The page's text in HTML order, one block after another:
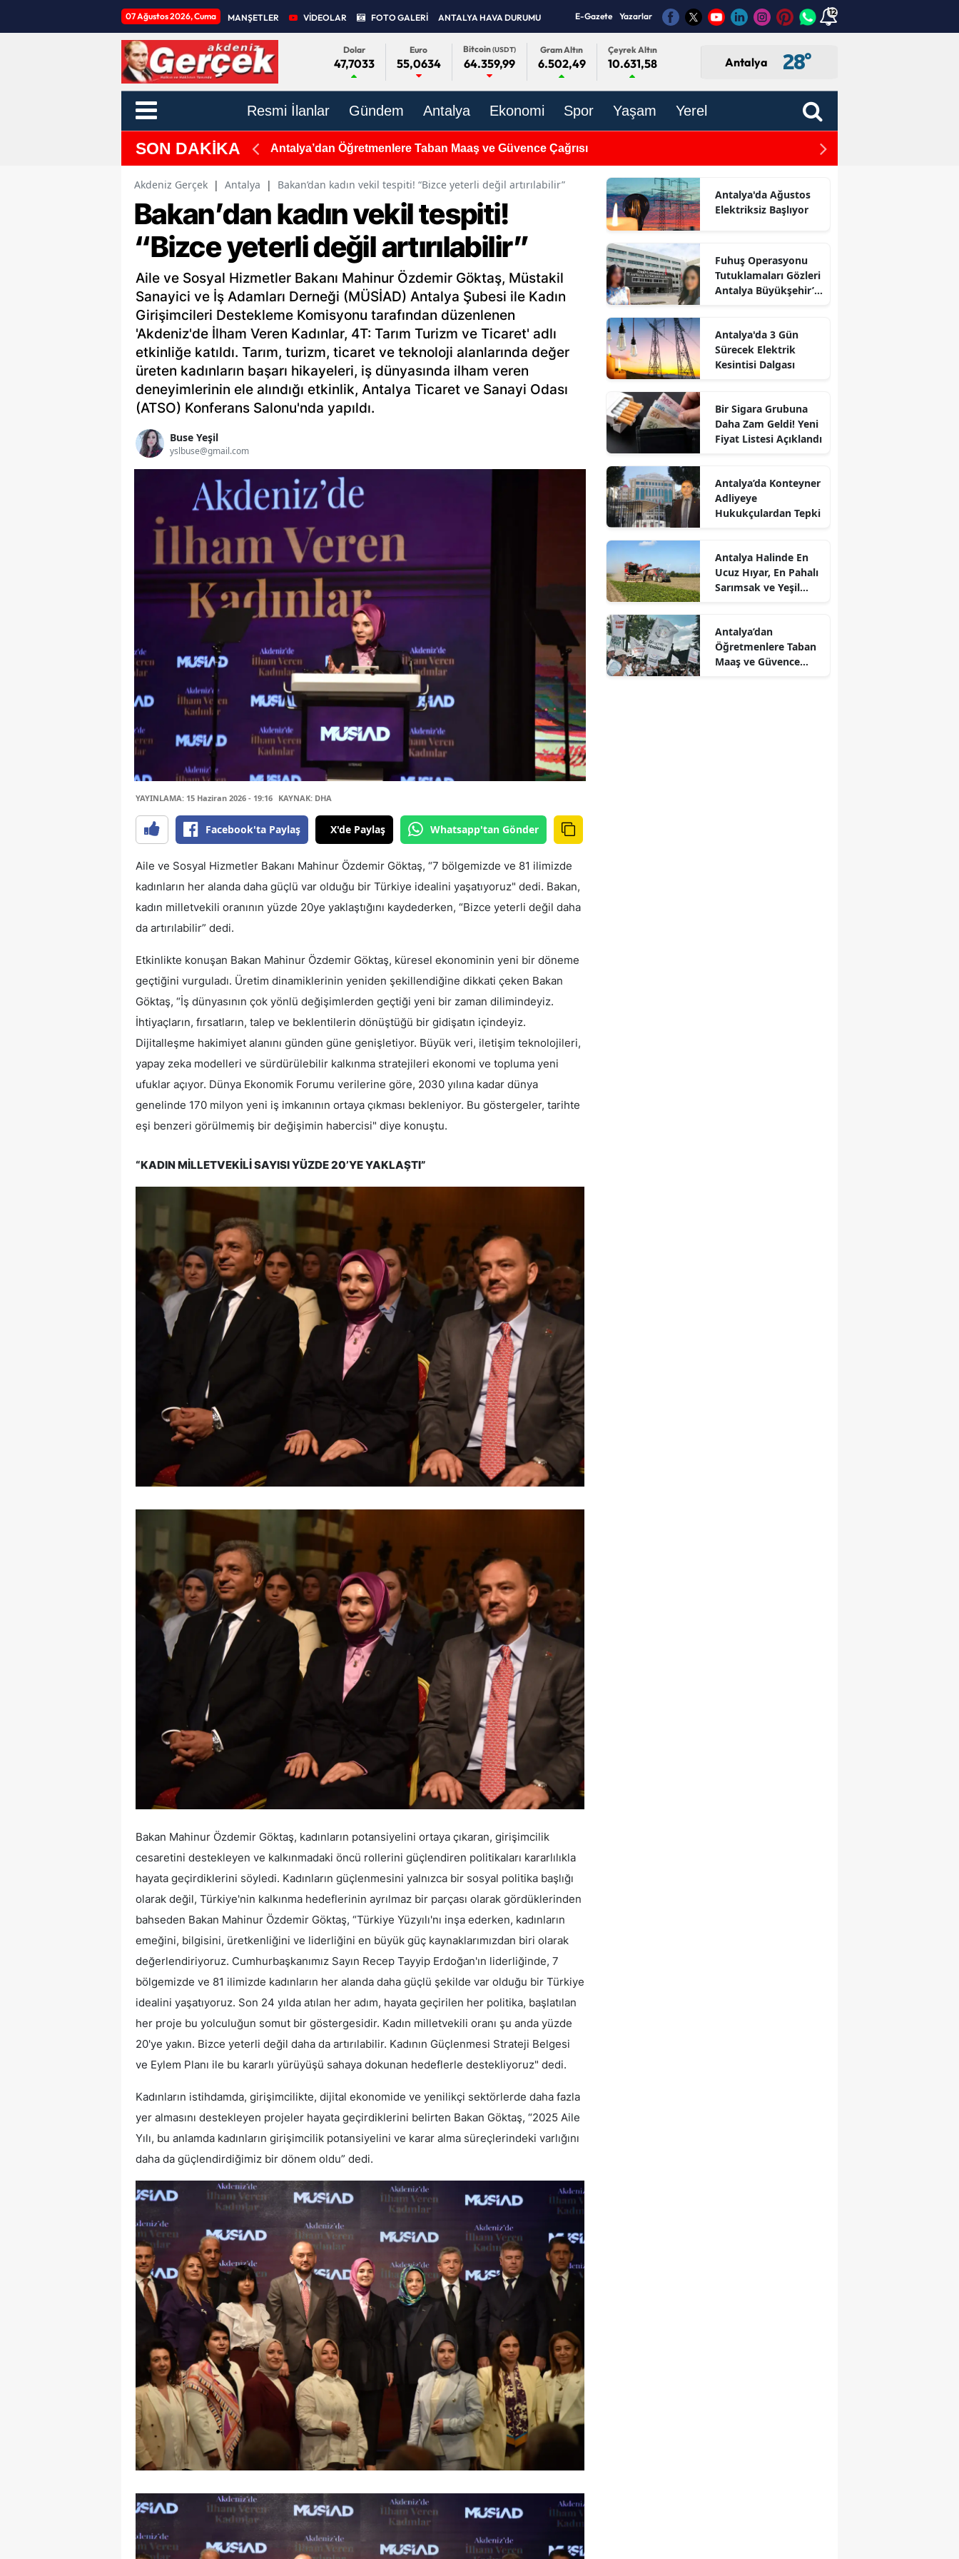
07 Ağustos 2026, Cuma MANŞETLER VİDEOLAR FOTO GALERİ ANTALYA HAVA DURUMU E-Gazete Yazarlar 12
Dolar
47,7033
Euro
55,0634
Bitcoin(USDT)
64.359,99
Gram Altın
6.502,49
Çeyrek Altın
10.631,58 Antalya 28°
Resmi İlanlar Gündem Antalya Ekonomi Spor Yaşam Yerel
SON DAKİKA Antalya’dan Öğretmenlere Taban Maaş ve Güvence Çağrısı Antalya'da Son Dakika
Akdeniz Gerçek | Antalya | Bakan’dan kadın vekil tespiti! “Bizce yeterli değil artırılabilir”
Bakan’dan kadın vekil tespiti!
“Bizce yeterli değil artırılabilir”
Aile ve Sosyal Hizmetler Bakanı Mahinur Özdemir Göktaş, Müstakil
Sanayici ve İş Adamları Derneği (MÜSİAD) Antalya Şubesi ile Kadın
Girişimcileri Destekleme Komisyonu tarafından düzenlenen
'Akdeniz'de İlham Veren Kadınlar, 4T: Tarım Turizm ve Ticaret' adlı
etkinliğe katıldı. Tarım, turizm, ticaret ve teknoloji alanlarında değer
üreten kadınların başarı hikayeleri, iş dünyasında ilham veren
deneyimlerinin ele alındığı etkinlik, Antalya Ticaret ve Sanayi Odası
(ATSO) Konferans Salonu'nda yapıldı.
Buse Yeşil
yslbuse@gmail.com
YAYINLAMA: 15 Haziran 2026 - 19:16 KAYNAK: DHA
Facebook'ta Paylaş X'de Paylaş Whatsapp'tan Gönder
Aile ve Sosyal Hizmetler Bakanı Mahinur Özdemir Göktaş, “7 bölgemizde ve 81 ilimizde
kadınların her alanda daha güçlü var olduğu bir Türkiye idealini yaşatıyoruz" dedi. Bakan,
kadın milletvekili oranının yüzde 20ye yaklaştığını kaydederken, “Bizce yeterli değil daha
da artırılabilir” dedi.
Etkinlikte konuşan Bakan Mahinur Özdemir Göktaş, küresel ekonominin yeni bir döneme
geçtiğini vurguladı. Üretim dinamiklerinin yeniden şekillendiğine dikkati çeken Bakan
Göktaş, “İş dünyasının çok yönlü değişimlerden geçtiği yeni bir zaman dilimindeyiz.
İhtiyaçların, fırsatların, talep ve beklentilerin dönüştüğü bir gidişatın içindeyiz.
Dijitalleşme hakimiyet alanını günden güne genişletiyor. Büyük veri, iletişim teknolojileri,
yapay zeka modelleri ve sürdürülebilir kalkınma stratejileri ekonomi ve topluma yeni
ufuklar açıyor. Dünya Ekonomik Forumu verilerine göre, 2030 yılına kadar dünya
genelinde 170 milyon yeni iş imkanının ortaya çıkması bekleniyor. Bu göstergeler, tarihte
eşi benzeri görülmemiş bir değişimin habercisi" diye konuştu.
“KADIN MİLLETVEKİLİ SAYISI YÜZDE 20’YE YAKLAŞTI”
Bakan Mahinur Özdemir Göktaş, kadınların potansiyelini ortaya çıkaran, girişimcilik
cesaretini destekleyen ve kalkınmadaki öncü rollerini güçlendiren politikaları kararlılıkla
hayata geçirdiklerini söyledi. Kadınların güçlenmesini yalnızca bir sosyal politika başlığı
olarak değil, Türkiye'nin kalkınma hedeflerinin ayrılmaz bir parçası olarak gördüklerinden
bahseden Bakan Mahinur Özdemir Göktaş, “Türkiye Yüzyılı'nı inşa ederken, kadınların
emeğini, bilgisini, üretkenliğini ve liderliğini en büyük güç kaynaklarımızdan biri olarak
değerlendiriyoruz. Cumhurbaşkanımız Sayın Recep Tayyip Erdoğan'ın liderliğinde, 7
bölgemizde ve 81 ilimizde kadınların her alanda daha güçlü şekilde var olduğu bir Türkiye
idealini yaşatıyoruz. Son 24 yılda atılan her adım, hayata geçirilen her politika, başlatılan
her proje bu yolculuğun somut bir göstergesidir. Kadın milletvekili oranı şu anda yüzde
20'ye yakın. Bizce yeterli değil daha da artırılabilir. Kadının Güçlenmesi Strateji Belgesi
ve Eylem Planı ile bu kararlı yürüyüşü sahaya dokunan hedeflerle destekliyoruz" dedi.
Kadınların istihdamda, girişimcilikte, dijital ekonomide ve yenilikçi sektörlerde daha fazla
yer almasını destekleyen projeler hayata geçirdiklerini belirten Bakan Göktaş, “2025 Aile
Yılı, bu anlamda kadınların girişimcilik potansiyelini ve karar alma süreçlerindeki varlığını
daha da güçlendirdiğimiz bir dönem oldu” dedi.
Antalya'da Ağustos
Elektriksiz Başlıyor
Fuhuş Operasyonu
Tutuklamaları Gözleri
Antalya Büyükşehir’e
Antalya'da 3 Gün
Sürecek Elektrik
Kesintisi Dalgası
Bir Sigara Grubuna
Daha Zam Geldi! Yeni
Fiyat Listesi Açıklandı
Antalya’da Konteyner
Adliyeye
Hukukçulardan Tepki
Antalya Halinde En
Ucuz Hıyar, En Pahalı
Sarımsak ve Yeşil
Antalya’dan
Öğretmenlere Taban
Maaş ve Güvence